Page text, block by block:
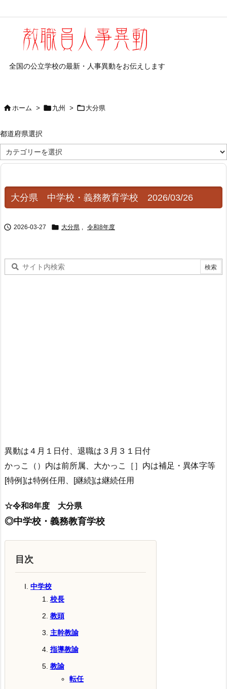
全国の公立学校の最新・人事異動をお伝えします
ホーム >  九州 >  大分県
都道府県選択
道
府
選
大分県 中学校・義務教育学校 2026/03/26
 2026-03-27  大分県 , 令和8年度
異動は４月１日付、退職は３月３１日付
かっこ（）内は前所属、大かっこ［］内は補足・異体字等
[特例]は特例任用、[継続]は継続任用
☆令和8年度 大分県
◎中学校・義務教育学校
目次
中学校
校長
教頭
主幹教諭
指導教諭
教諭
転任